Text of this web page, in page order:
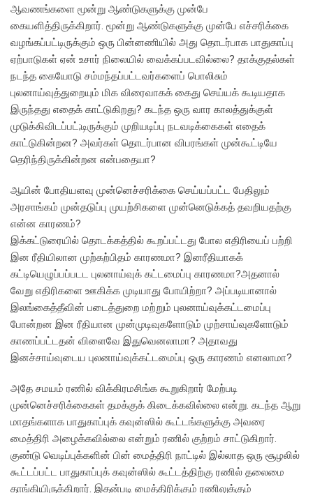
ஆவணங்களை மூன்று ஆண்டுகளுக்கு முன்பே
கையளித்திருக்கிறார். மூன்று ஆண்டுகளுக்கு முன்பே எச்சரிக்கை
வழங்கப்பட்டிருக்கும் ஒரு பின்னணியில் அது தொடர்பாக பாதுகாப்பு
ஏற்பாடுகள் ஏன் உசார் நிலையில் வைக்கப்படவில்லை? தாக்குதல்கள்
நடந்த கையோடு சம்மந்தப்பட்டவர்களைப் பொலிசும்
புலனாய்வுத்துறையும் மிக விரைவாகக் கைது செய்யக் கூடியதாக
இருந்தது எதைக் காட்டுகிறது? கடந்த ஒரு வார காலத்துக்குள்
முடுக்கிவிடப்பட்;டிருக்கும் முறியடிப்பு நடவடிக்கைகள் எதைக்
காட்டுகின்றன? அவர்கள் தொடர்பான விபரங்கள் முன்கூட்டியே
தெரிந்திருக்கின்றன என்பதையா?
ஆயின் போதியளவு முன்னெச்சரிக்கை செய்யப்பட்ட பேதிலும்
அரசாங்கம் முன்தடுப்பு முயற்சிகளை முன்னெடுக்கத் தவறியதற்கு
என்ன காரணம்?
இக்கட்டுரையில் தொடக்கத்தில் கூறப்பட்டது போல எதிரியைப் பற்றி
இன ரீதியிலான முற்கற்பிதம் காரணமா? இனரீதியாகக்
கட்டியெழுப்பப்படட புலனாய்வுக் கட்டமைப்பு காரணமா?அதனால்
வேறு எதிரிகளை ஊகிக்க முடியாது போயிற்றா? அப்படியானால்
இலங்கைத்தீவின் படைத்துறை மற்றும் புலனாய்வுக்கட்டமைப்பு
போன்றன இன ரீதியான முன்முடிவுகளோடும் முற்சாய்வுகளோடும்
காணப்பட்டதன் விளைவே இதுவெனலாமா? அதாவது
இனச்சாய்வுடைய புலனாய்வுக்கட்டமைப்பு ஒரு காரணம் எனலாமா?
அதே சமயம் ரணில் விக்கிரமசிங்க கூறுகிறார் மேற்படி
முன்னெச்சரிக்கைகள் தமக்குக் கிடைக்கவில்லை என்று. கடந்த ஆறு
மாதங்களாக பாதுகாப்புக் கவுன்ஸில் கூட்டங்களுக்கு அவரை
மைத்திரி அழைக்கவில்லை என்றும் ரணில் குற்றம் சாட்டுகிறார்.
குண்டு வெடிப்புக்களின் பின் மைத்திரி நாட்டில் இல்லாத ஒரு சூழலில்
கூட்டப்பட்ட பாதுகாப்புக் கவுன்ஸில் கூட்டத்திற்கு ரணில் தலைமை
தாங்கியிருக்கிறார். இதன்படி மைத்திரிக்கும் ரணிலுக்கும்